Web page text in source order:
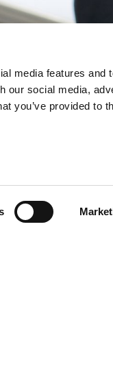
media features and
our social media,
you’ve provided to